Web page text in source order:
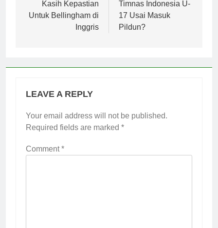
Kasih Kepastian
Untuk Bellingham di
Inggris
Timnas Indonesia U-
17 Usai Masuk
Pildun?
LEAVE A REPLY
Your email address will not be published.
Required fields are marked *
Comment*